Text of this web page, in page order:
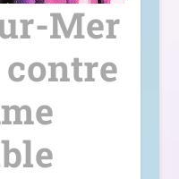
Mer
contre